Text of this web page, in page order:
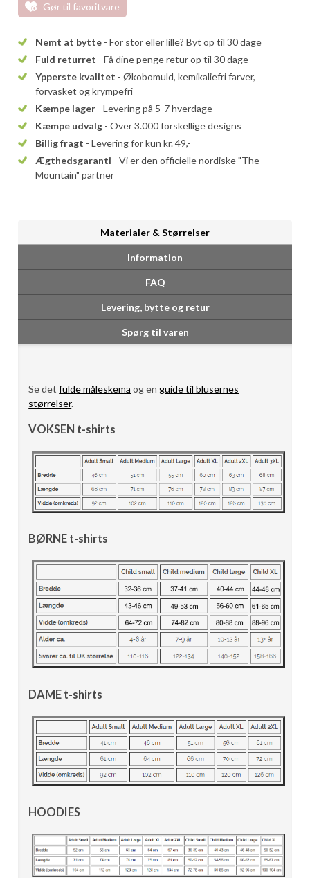
Gør til favoritvare
Nemt at bytte - For stor eller lille? Byt op til 30 dage
Fuld returret - Få dine penge retur op til 30 dage
Ypperste kvalitet - Økobomuld, kemikaliefri farver,
forvasket og krympefri
Kæmpe lager - Levering på 5-7 hverdage
Kæmpe udvalg - Over 3.000 forskellige designs
Billig fragt - Levering for kun kr. 49,-
Ægthedsgaranti - Vi er den officielle nordiske "The
Mountain" partner
Materialer & Størrelser
Information
FAQ
Levering, bytte og retur
Spørg til varen
Se detfulde måleskema og enguide til blusernes
størrelser.
VOKSEN t-shirts
BØRNE t-shirts
DAME t-shirts
HOODIES